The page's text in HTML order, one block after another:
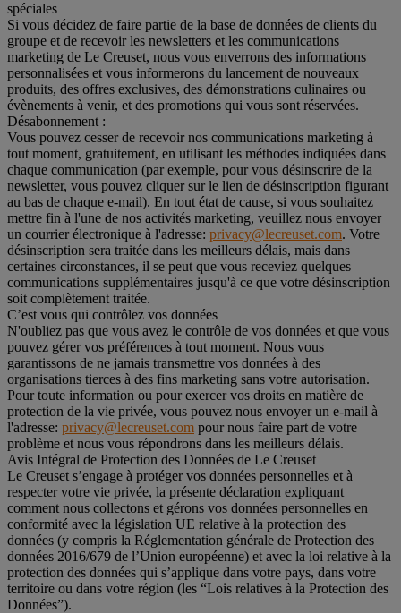
spéciales
Si vous décidez de faire partie de la base de données de clients du
groupe et de recevoir les newsletters et les communications
marketing de Le Creuset, nous vous enverrons des informations
personnalisées et vous informerons du lancement de nouveaux
produits, des offres exclusives, des démonstrations culinaires ou
évènements à venir, et des promotions qui vous sont réservées.
Désabonnement :
Vous pouvez cesser de recevoir nos communications marketing à
tout moment, gratuitement, en utilisant les méthodes indiquées dans
chaque communication (par exemple, pour vous désinscrire de la
newsletter, vous pouvez cliquer sur le lien de désinscription figurant
au bas de chaque e-mail). En tout état de cause, si vous souhaitez
mettre fin à l'une de nos activités marketing, veuillez nous envoyer
un courrier électronique à l'adresse: privacy@lecreuset.com. Votre
désinscription sera traitée dans les meilleurs délais, mais dans
certaines circonstances, il se peut que vous receviez quelques
communications supplémentaires jusqu'à ce que votre désinscription
soit complètement traitée.
C’est vous qui contrôlez vos données
N'oubliez pas que vous avez le contrôle de vos données et que vous
pouvez gérer vos préférences à tout moment. Nous vous
garantissons de ne jamais transmettre vos données à des
organisations tierces à des fins marketing sans votre autorisation.
Pour toute information ou pour exercer vos droits en matière de
protection de la vie privée, vous pouvez nous envoyer un e-mail à
l'adresse: privacy@lecreuset.com pour nous faire part de votre
problème et nous vous répondrons dans les meilleurs délais.
Avis Intégral de Protection des Données de Le Creuset
Le Creuset s’engage à protéger vos données personnelles et à
respecter votre vie privée, la présente déclaration expliquant
comment nous collectons et gérons vos données personnelles en
conformité avec la législation UE relative à la protection des
données (y compris la Réglementation générale de Protection des
données 2016/679 de l’Union européenne) et avec la loi relative à la
protection des données qui s’applique dans votre pays, dans votre
territoire ou dans votre région (les “Lois relatives à la Protection des
Données”).